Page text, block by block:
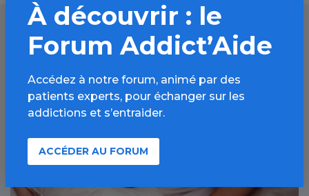
À lire aussi
Toutes les addictions / Article
À découvrir : le
Forum Addict’Aide
Accédez à notre forum, animé par des
patients experts, pour échanger sur les
addictions et s’entraider.
ACCÉDER AU FORUM